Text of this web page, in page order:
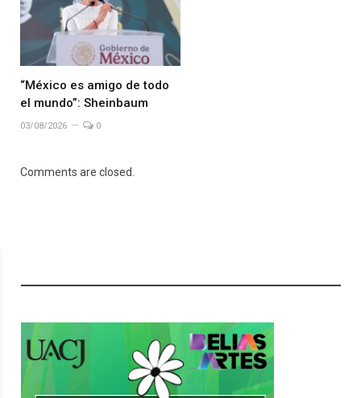
“México es amigo de todo
el mundo”: Sheinbaum
03/08/2026 0
Comments are closed.